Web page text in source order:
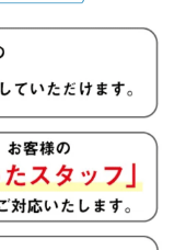
せください